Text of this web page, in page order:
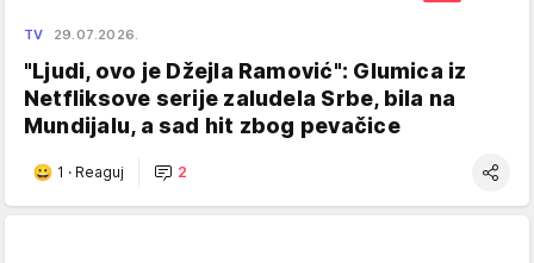
TV 29.07.2026.
"Ljudi, ovo je Džejla Ramović": Glumica iz
Netfliksove serije zaludela Srbe, bila na
Mundijalu, a sad hit zbog pevačice
1 · Reaguj 2